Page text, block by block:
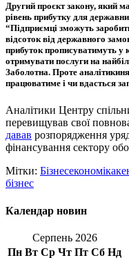
Другий проєкт закону, який
рівень прибутку для
“Підприємці зможуть
відсоток від державного
прибуток прописуватимуть у
отримувати послуги на
Заболотна. Проте
працюватиме і чи вдасться
Аналітики Центру
перевищував свої
давав розпорядження
фінансування сектору
Мітки: Бізнесекономіка
бізнес
Календар новин
Серпень 2026
Пн Вт Ср Чт Пт Сб Нд